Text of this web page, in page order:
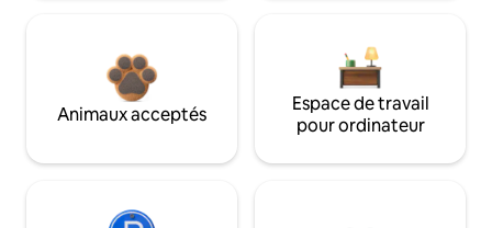
Animaux acceptés
Espace de travail
pour ordinateur